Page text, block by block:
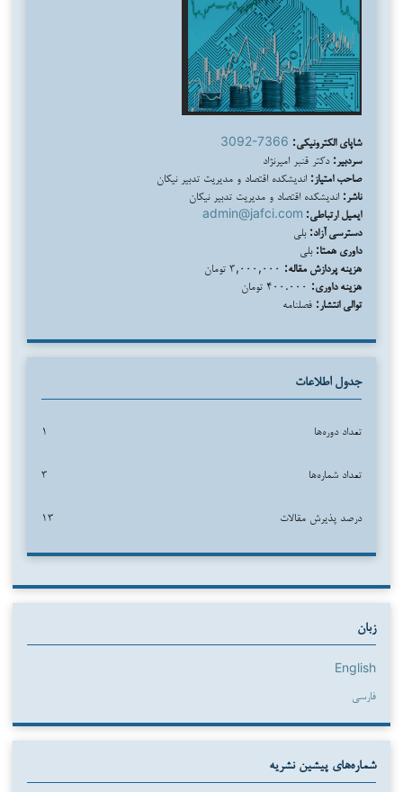
شاپای الکترونیکی: 3092-7366
سردبیر: دکتر قنبر امیرنژاد
صاحب امتیاز: اندیشکده اقتصاد و مدیریت تدبیر نیکان
ناشر: اندیشکده اقتصاد و مدیریت تدبیر نیکان
ایمیل ارتباطی: admin@jafci.com
دسترسی آزاد: بلی
داوری همتا: بلی
هزینه پردازش مقاله:
هزینه داوری:
توالی انتشار: فصلنامه
جدول اطلاعات
تعداد دوره‌ها ۱
تعداد شماره‌ها ۳
درصد پذیرش مقالات ۱۳
زبان
English
فارسی
شماره‌های پیشین نشریه